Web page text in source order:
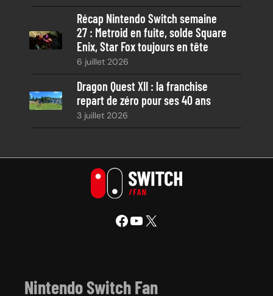
Récap Nintendo Switch semaine
27 : Metroid en fuite, solde Square
Enix, Star Fox toujours en tête
6 juillet 2026
Dragon Quest XII : la franchise
repart de zéro pour ses 40 ans
3 juillet 2026
Facebook YouTube X
Nintendo Switch Fan